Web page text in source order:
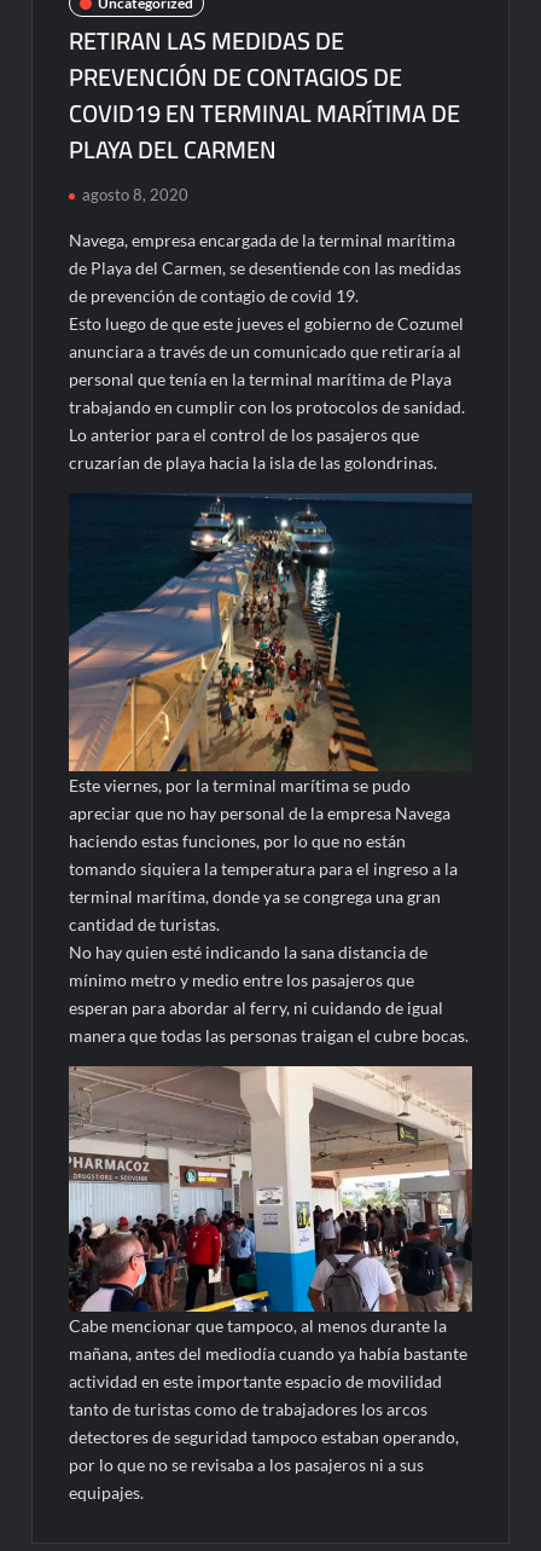
RETIRAN LAS MEDIDAS DE
PREVENCIÓN DE CONTAGIOS DE
COVID19 EN TERMINAL MARÍTIMA DE
PLAYA DEL CARMEN
agosto 8, 2020
Navega, empresa encargada de la terminal marítima
de Playa del Carmen, se desentiende con las medidas
de prevención de contagio de covid 19.
Esto luego de que este jueves el gobierno de Cozumel
anunciara a través de un comunicado que retiraría al
personal que tenía en la terminal marítima de Playa
trabajando en cumplir con los protocolos de sanidad.
Lo anterior para el control de los pasajeros que
cruzarían de playa hacia la isla de las golondrinas.
Este viernes, por la terminal marítima se pudo
apreciar que no hay personal de la empresa Navega
haciendo estas funciones, por lo que no están
tomando siquiera la temperatura para el ingreso a la
terminal marítima, donde ya se congrega una gran
cantidad de turistas.
No hay quien esté indicando la sana distancia de
mínimo metro y medio entre los pasajeros que
esperan para abordar al ferry, ni cuidando de igual
manera que todas las personas traigan el cubre bocas.
Cabe mencionar que tampoco, al menos durante la
mañana, antes del mediodía cuando ya había bastante
actividad en este importante espacio de movilidad
tanto de turistas como de trabajadores los arcos
detectores de seguridad tampoco estaban operando,
por lo que no se revisaba a los pasajeros ni a sus
equipajes.